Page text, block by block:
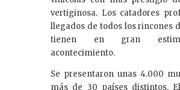
vertiginosa. Los catadores
llegados de todos los rincones
tienen en gran
acontecimiento.
Se presentaron unas 4.000
más de 30 países distintos.